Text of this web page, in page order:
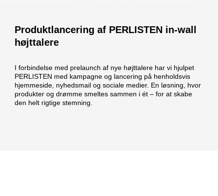
Produktlancering af PERLISTEN in-wall
højttalere
I forbindelse med prelaunch af nye højttalere har vi hjulpet
PERLISTEN med kampagne og lancering på henholdsvis
hjemmeside, nyhedsmail og sociale medier. En løsning, hvor
produkter og drømme smeltes sammen i ét – for at skabe
den helt rigtige stemning.